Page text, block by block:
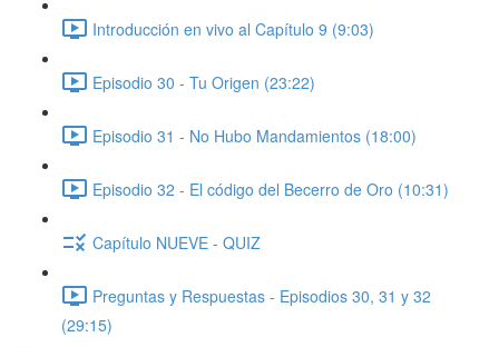
Introducción en vivo al Capítulo 9 (9:03)
Episodio 30 - Tu Origen (23:22)
Episodio 31 - No Hubo Mandamientos (18:00)
Episodio 32 - El código del Becerro de Oro (10:31)
Capítulo NUEVE - QUIZ
Preguntas y Respuestas - Episodios 30, 31 y 32
(29:15)